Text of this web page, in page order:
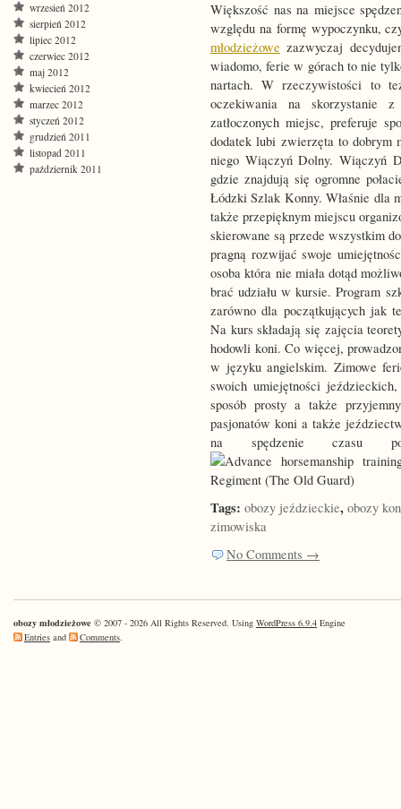
Większość nas na miejsce
względu na formę wypoczynku,
młodzieżowe zazwyczaj
wiadomo, ferie w górach to nie
nartach. W rzeczywistości to
oczekiwania na skorzystanie
zatłoczonych miejsc, preferuje
dodatek lubi zwierzęta to dobrym
niego Wiączyń Dolny. Wiączyń
gdzie znajdują się ogromne
Łódzki Szlak Konny. Właśnie dla
także przepięknym miejscu
skierowane są przede wszystkim
pragną rozwijać swoje
osoba która nie miała dotąd
brać udziału w kursie. Program
zarówno dla początkujących jak
Na kurs składają się zajęcia
hodowli koni. Co więcej,
w języku angielskim. Zimowe
swoich umiejętności
sposób prosty a także
pasjonatów koni a także
na spędzenie czasu
Tags: obozy jeździeckie, obozy
zimowiska
No Comments →
wrzesień 2012
sierpień 2012
lipiec 2012
czerwiec 2012
maj 2012
kwiecień 2012
marzec 2012
styczeń 2012
grudzień 2011
listopad 2011
październik 2011
obozy młodzieżowe © 2007 - 2026 All Rights Reserved. Using WordPress 6.9.4 Engine
Entries and Comments.